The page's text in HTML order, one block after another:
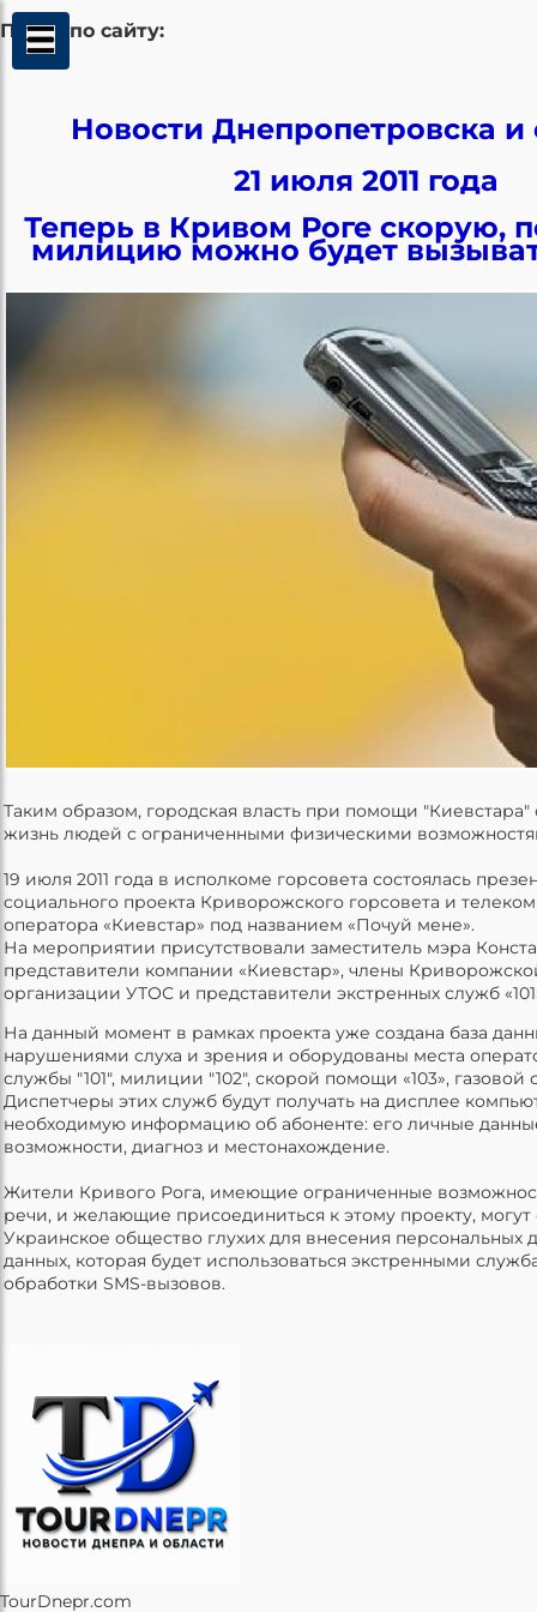
Поиск по сайту:
Новости Днепропетровска и
21 июля 2011 года
Теперь в Кривом Роге скорую,
милицию можно будет
Таким образом, городская власть при помощи "Киевстара"
жизнь людей с ограниченными физическими
19 июля 2011 года в исполкоме горсовета состоялась
социального проекта Криворожского горсовета и
оператора «Киевстар» под названием «Почуй мене».
На мероприятии присутствовали заместитель мэра
представители компании «Киевстар», члены
организации УТОС и представители экстренных служб «101»,
На данный момент в рамках проекта уже создана база
нарушениями слуха и зрения и оборудованы места
службы "101", милиции "102", скорой помощи «103», газовой
Диспетчеры этих служб будут получать на дисплее
необходимую информацию об абоненте: его личные
возможности, диагноз и местонахождение.
Жители Кривого Рога, имеющие ограниченные
речи, и желающие присоединиться к этому проекту, могут
Украинское общество глухих для внесения персональных
данных, которая будет использоваться экстренными
обработки SМS-вызовов.
TourDnepr.com